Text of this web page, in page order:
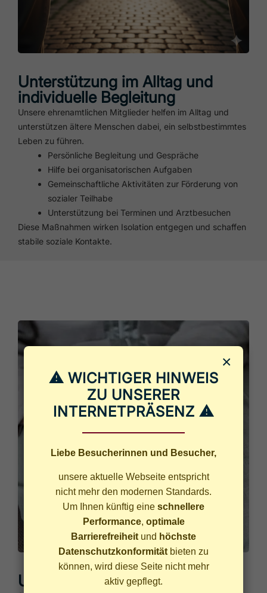
×
⚠ WICHTIGER HINWEIS
ZU UNSERER
INTERNETPRÄSENZ ⚠
Liebe Besucherinnen und Besucher,
unsere aktuelle Webseite entspricht
nicht mehr den modernen Standards.
Um Ihnen künftig eine schnellere
Performance, optimale
Barrierefreiheit und höchste
Datenschutzkonformität bieten zu
können, wird diese Seite nicht mehr
aktiv gepflegt.
Unterstützung im Alltag und
individuelle Begleitung
Unsere ehrenamtlichen Mitglieder helfen im Alltag und
unterstützen ältere Menschen dabei, ein selbstbestimmtes
Leben zu führen.
Persönliche Begleitung und Gespräche
Hilfe bei organisatorischen Aufgaben
Gemeinschaftliche Aktivitäten zur Förderung von
sozialer Teilhabe
Unterstützung bei Terminen und Arztbesuchen
Diese Maßnahmen wirken Isolation entgegen und schaffen
stabile soziale Kontakte.
Unsere Leistungen in der Praxis